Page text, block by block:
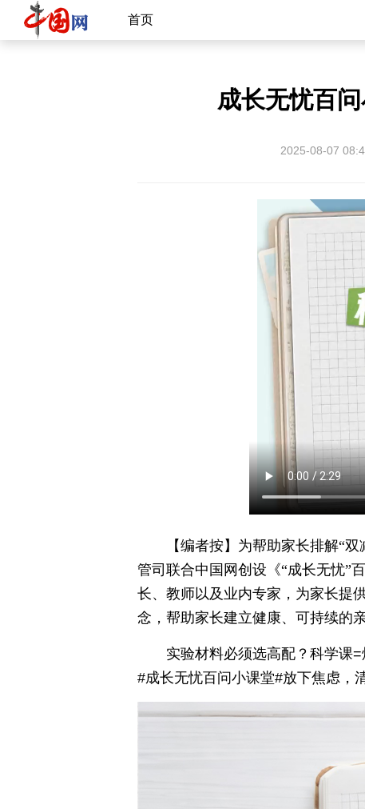
首页
成长无忧百
2025-08-07
【编者按】为帮助家长排解“
管司联合中国网创设《“成长无忧”
长、教师以及业内专家，为家长提
念，帮助家长建立健康、可持续的亲
实验材料必须选高配？科学课
#成长无忧百问小课堂#放下焦虑，